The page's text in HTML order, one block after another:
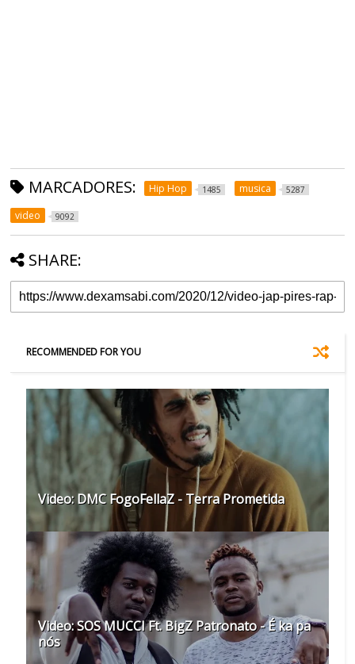
MARCADORES: Hip Hop 1485 musica 5287
video 9092
SHARE:
RECOMMENDED FOR YOU
Video: DMC FogoFellaZ - Terra Prometida
Video: SOS MUCCI Ft. BigZ Patronato - É ka pa
nós